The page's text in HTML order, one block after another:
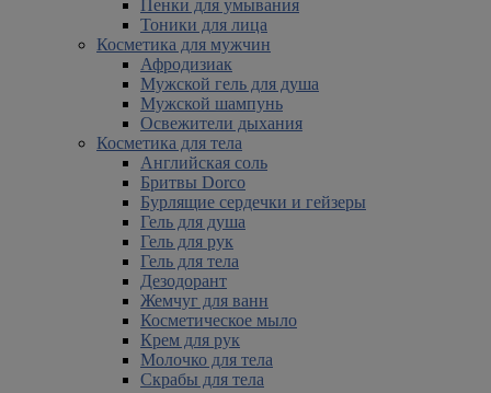
Пенки для умывания
Тоники для лица
Косметика для мужчин
Афродизиак
Мужской гель для душа
Мужской шампунь
Освежители дыхания
Косметика для тела
Английская соль
Бритвы Dorco
Бурлящие сердечки и гейзеры
Гель для душа
Гель для рук
Гель для тела
Дезодорант
Жемчуг для ванн
Косметическое мыло
Крем для рук
Молочко для тела
Скрабы для тела